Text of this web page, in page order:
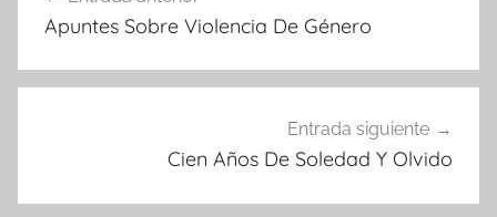
deApuntes Sobre Violencia De Género
Entrada siguiente
Cien Años De Soledad Y Olvido